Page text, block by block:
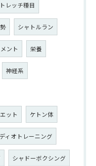
レッチ種目
シャトルラン
ント 栄養
神経系
ット ケトン体
ィオトレーニング
シャドーボクシング